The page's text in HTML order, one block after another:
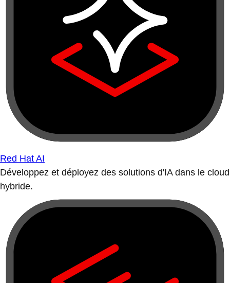
Red Hat AI
Développez et déployez des solutions d'IA dans le cloud
hybride.